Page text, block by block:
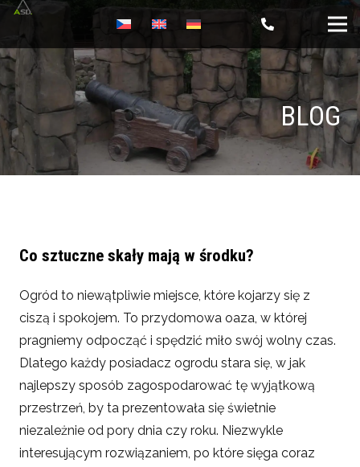
BLOG
Co sztuczne skały mają w środku?
Ogród to niewątpliwie miejsce, które kojarzy się z
ciszą i spokojem. To przydomowa oaza, w której
pragniemy odpocząć i spędzić miło swój wolny czas.
Dlatego każdy posiadacz ogrodu stara się, w jak
najlepszy sposób zagospodarować tę wyjątkową
przestrzeń, by ta prezentowała się świetnie
niezależnie od pory dnia czy roku. Niezwykle
interesującym rozwiązaniem, po które sięga coraz